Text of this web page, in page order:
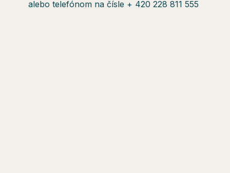
alebo telefónom na čísle + 420 228 811 555